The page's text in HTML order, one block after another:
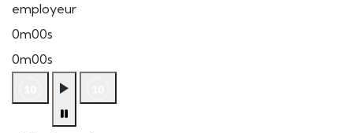
employeur
0m00s
0m00s